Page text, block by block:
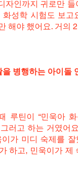
자인까지 귀로만
화성학 시험도 보고
해야 했어요. 거의
을 병행하는 아이돌
루틴이 “민욱아
러고 하는 거였어
가 미디 숙제를 잘
하고, 민욱이가 제